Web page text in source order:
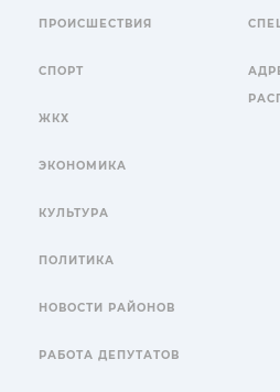
ПРОИСШЕСТВИЯ
СПОРТ
ЖКХ
ЭКОНОМИКА
КУЛЬТУРА
ПОЛИТИКА
НОВОСТИ РАЙОНОВ
РАБОТА ДЕПУТАТОВ